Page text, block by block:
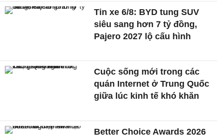
Tin xe 6/8: BYD tung SUV
siêu sang hơn 7 tỷ đồng,
Pajero 2027 lộ cấu hình
Cuộc sống mới trong các
quán Internet ở Trung Quốc
giữa lúc kinh tế khó khăn
Better Choice Awards 2026